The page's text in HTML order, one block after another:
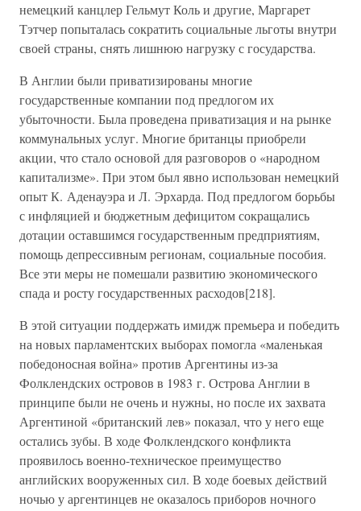
немецкий канцлер Гельмут Коль и другие, Маргарет
Тэтчер попыталась сократить социальные льготы внутри
своей страны, снять лишнюю нагрузку с государства.
В Англии были приватизированы многие
государственные компании под предлогом их
убыточности. Была проведена приватизация и на рынке
коммунальных услуг. Многие британцы приобрели
акции, что стало основой для разговоров о «народном
капитализме». При этом был явно использован немецкий
опыт К. Аденауэра и Л. Эрхарда. Под предлогом борьбы
с инфляцией и бюджетным дефицитом сокращались
дотации оставшимся государственным предприятиям,
помощь депрессивным регионам, социальные пособия.
Все эти меры не помешали развитию экономического
спада и росту государственных расходов[218].
В этой ситуации поддержать имидж премьера и победить
на новых парламентских выборах помогла «маленькая
победоносная война» против Аргентины из-за
Фолклендских островов в 1983 г. Острова Англии в
принципе были не очень и нужны, но после их захвата
Аргентиной «британский лев» показал, что у него еще
остались зубы. В ходе Фолклендского конфликта
проявилось военно-техническое преимущество
английских вооруженных сил. В ходе боевых действий
ночью у аргентинцев не оказалось приборов ночного